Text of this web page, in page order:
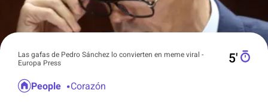
Las gafas de Pedro Sánchez lo convierten en meme viral -
Europa Press
5′
People Corazón